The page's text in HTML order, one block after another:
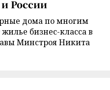
России
дома по многим
бизнес-класса в
Минстроя Никита